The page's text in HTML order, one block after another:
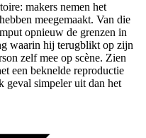
makers nemen het
meegemaakt. Van die
opnieuw de grenzen in
waarin hij terugblikt op zijn
zelf mee op scène. Zien
een beknelde reproductie
geval simpeler uit dan het